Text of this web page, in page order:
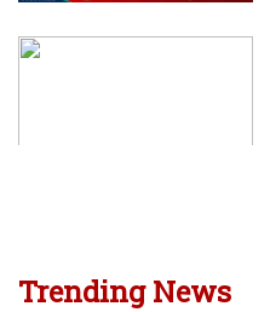
Trending News